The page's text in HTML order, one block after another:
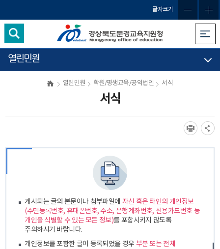
글자크기
열린민원
열린민원 학원/평생교육/공익법인 서식
서식
게시되는 글의 본문이나 첨부파일에 자신 혹은 타인의 개인정보
(주민등록번호, 휴대폰번호, 주소, 은행계좌번호, 신용카드번호 등
개인을 식별할 수 있는 모든 정보)를 포함시키지 않도록
주의하시기 바랍니다.
개인정보를 포함한 글이 등록되었을 경우 부분 또는 전체